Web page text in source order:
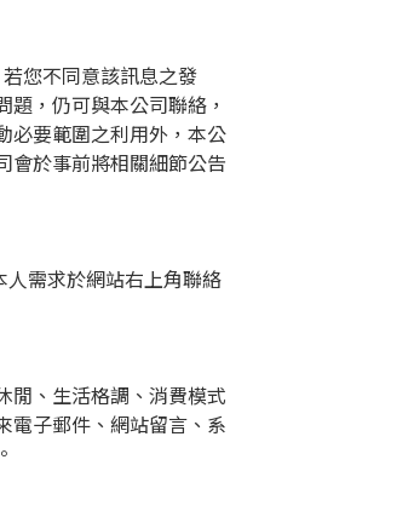
您不同意該訊息之發
，仍可與本公司聯絡，
必要範圍之利用外，本公
會於事前將相關細節公告
人需求於網站右上角聯絡
閒、生活格調、消費模式
電子郵件、網站留言、系